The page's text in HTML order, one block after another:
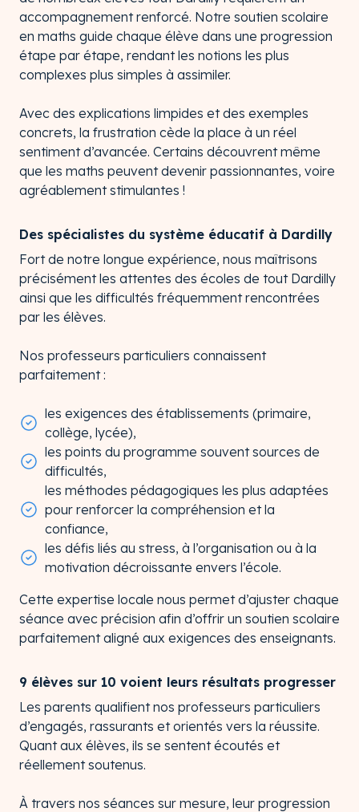
accompagnement renforcé. Notre soutien scolaire
en maths guide chaque élève dans une progression
étape par étape, rendant les notions les plus
complexes plus simples à assimiler.
Avec des explications limpides et des exemples
concrets, la frustration cède la place à un réel
sentiment d’avancée. Certains découvrent même
que les maths peuvent devenir passionnantes, voire
agréablement stimulantes !
Des spécialistes du système éducatif à Dardilly
Fort de notre longue expérience, nous maîtrisons
précisément les attentes des écoles de tout Dardilly
ainsi que les difficultés fréquemment rencontrées
par les élèves.
Nos professeurs particuliers connaissent
parfaitement :
les exigences des établissements (primaire,
collège, lycée),
les points du programme souvent sources de
difficultés,
les méthodes pédagogiques les plus adaptées
pour renforcer la compréhension et la
confiance,
les défis liés au stress, à l’organisation ou à la
motivation décroissante envers l’école.
Cette expertise locale nous permet d’ajuster chaque
séance avec précision afin d’offrir un soutien scolaire
parfaitement aligné aux exigences des enseignants.
9 élèves sur 10 voient leurs résultats progresser
Les parents qualifient nos professeurs particuliers
d’engagés, rassurants et orientés vers la réussite.
Quant aux élèves, ils se sentent écoutés et
réellement soutenus.
À travers nos séances sur mesure, leur progression